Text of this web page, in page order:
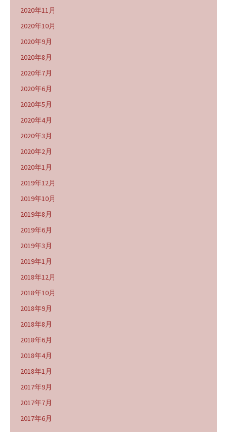
2020年11月
2020年10月
2020年9月
2020年8月
2020年7月
2020年6月
2020年5月
2020年4月
2020年3月
2020年2月
2020年1月
2019年12月
2019年10月
2019年8月
2019年6月
2019年3月
2019年1月
2018年12月
2018年10月
2018年9月
2018年8月
2018年6月
2018年4月
2018年1月
2017年9月
2017年7月
2017年6月